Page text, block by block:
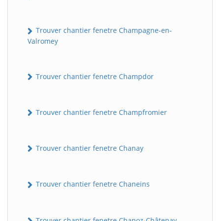
Trouver chantier fenetre Champagne-en-
Valromey
Trouver chantier fenetre Champdor
Trouver chantier fenetre Champfromier
Trouver chantier fenetre Chanay
Trouver chantier fenetre Chaneins